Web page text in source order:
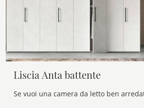
Liscia Anta battente